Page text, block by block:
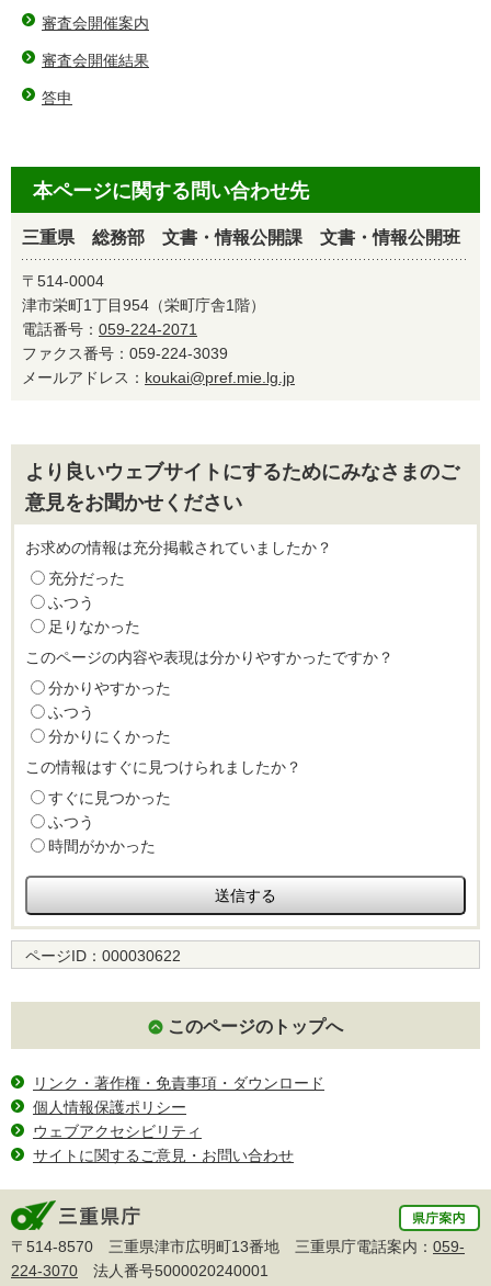
審査会開催案内
審査会開催結果
答申
本ページに関する問い合わせ先
三重県 総務部 文書・情報公開課 文書・情報公開班
〒514-0004
津市栄町1丁目954（栄町庁舎1階）
電話番号： 059-224-2071
ファクス番号：059-224-3039
メールアドレス： koukai@pref.mie.lg.jp
より良いウェブサイトにするためにみなさまのご
意見をお聞かせください
お求めの情報は充分掲載されていましたか？
充分だった
ふつう
足りなかった
このページの内容や表現は分かりやすかったですか？
分かりやすかった
ふつう
分かりにくかった
この情報はすぐに見つけられましたか？
すぐに見つかった
ふつう
時間がかかった
ページID： 000030622
このページのトップへ
リンク・著作権・免責事項・ダウンロード
個人情報保護ポリシー
ウェブアクセシビリティ
サイトに関するご意見・お問い合わせ
〒514-8570 三重県津市広明町13番地 三重県庁電話案内： 059-
224-3070 法人番号5000020240001